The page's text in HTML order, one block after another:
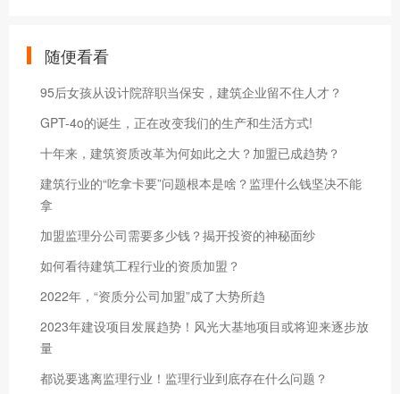
随便看看
95后女孩从设计院辞职当保安，建筑企业留不住人才？
GPT-4o的诞生，正在改变我们的生产和生活方式!
十年来，建筑资质改革为何如此之大？加盟已成趋势？
建筑行业的“吃拿卡要”问题根本是啥？监理什么钱坚决不能
拿
加盟监理分公司需要多少钱？揭开投资的神秘面纱
如何看待建筑工程行业的资质加盟？
2022年，“资质分公司加盟”成了大势所趋
2023年建设项目发展趋势！风光大基地项目或将迎来逐步放
量
都说要逃离监理行业！监理行业到底存在什么问题？